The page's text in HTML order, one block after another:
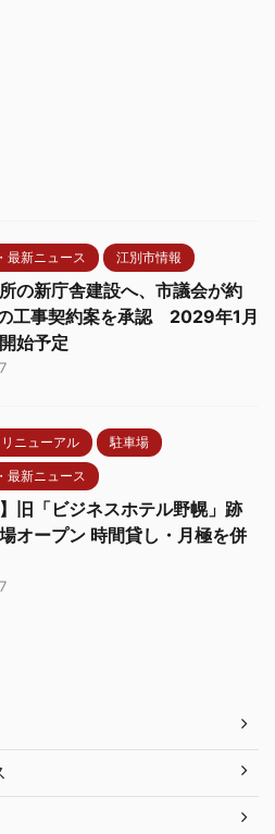
最新ニュース 江別市情報
の新庁舎建設へ、市議会が約
工事契約案を承認 2029年1月
始予定
ニューアル 駐車場
最新ニュース
】旧「ビジネスホテル野幌」跡
オープン 時間貸し・月極を併